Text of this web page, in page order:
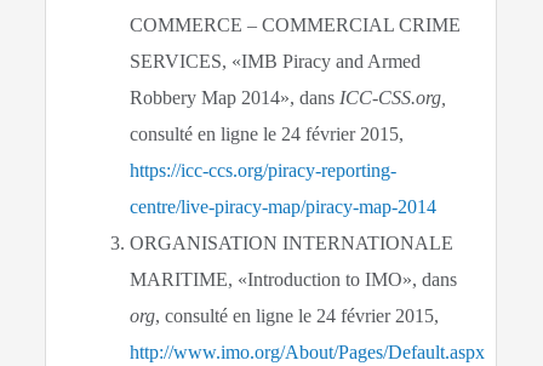
COMMERCE – COMMERCIAL CRIME
SERVICES, «IMB Piracy and Armed
Robbery Map 2014», dans ICC-CSS.org,
consulté en ligne le 24 février 2015,
https://icc-ccs.org/piracy-reporting-
centre/live-piracy-map/piracy-map-2014
ORGANISATION INTERNATIONALE
MARITIME, «Introduction to IMO», dans
org, consulté en ligne le 24 février 2015,
http://www.imo.org/About/Pages/Default.aspx